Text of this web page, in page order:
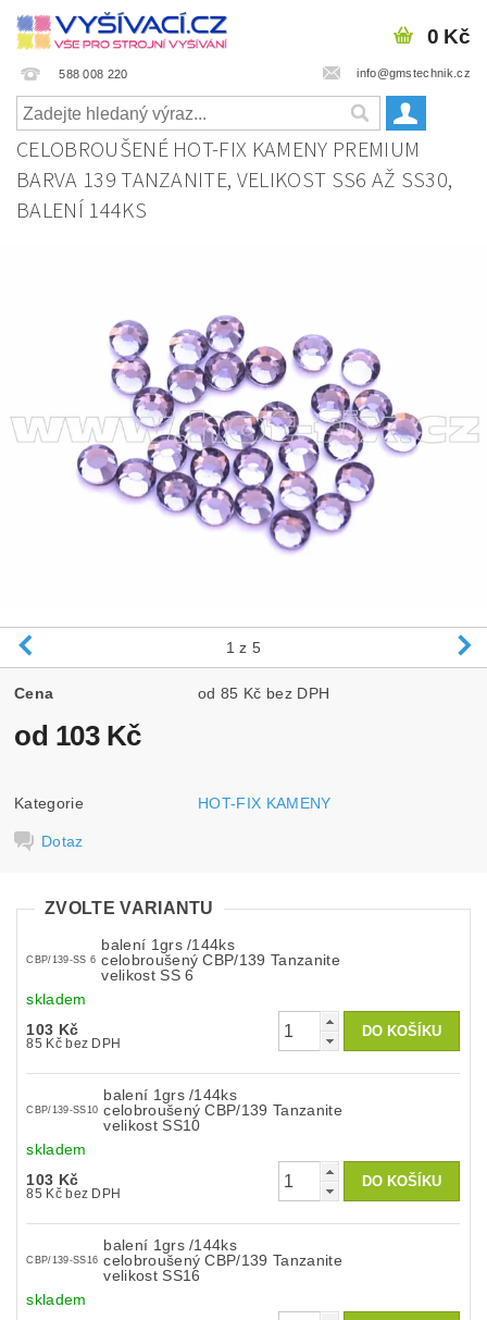
588 008 220 info@gmstechnik.cz
0 Kč
CELOBROUŠENÉ HOT-FIX KAMENY PREMIUM
BARVA 139 TANZANITE, VELIKOST SS6 AŽ SS30,
BALENÍ 144KS
1 z 5
Cena od 85 Kč bez DPH
od 103 Kč
Kategorie HOT-FIX KAMENY
Dotaz
ZVOLTE VARIANTU
CBP/139-SS 6
balení 1grs /144ks
celobroušený CBP/139 Tanzanite
velikost SS 6
skladem
103 Kč
85 Kč bez DPH
CBP/139-SS10
balení 1grs /144ks
celobroušený CBP/139 Tanzanite
velikost SS10
skladem
103 Kč
85 Kč bez DPH
CBP/139-SS16
balení 1grs /144ks
celobroušený CBP/139 Tanzanite
velikost SS16
skladem